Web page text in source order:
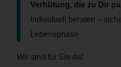
Verhütung, die zu Dir
Individuell beraten –
Lebensphase
Wir sind für Sie da!